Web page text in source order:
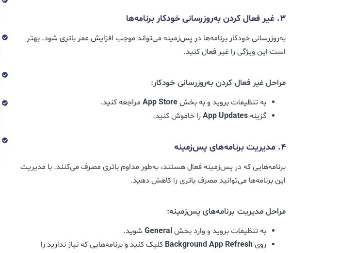
3. غیر فعال کردن به‌روزرسانی خودکار برنامه‌ها
به‌روزرسانی خودکار برنامه‌ها در پس‌زمینه می‌تواند موجب افزایش عمر باتری شود. بهتر
است این ویژگی را غیر فعال کنید.
مراحل غیر فعال کردن به‌روزرسانی خودکار:
به تنظیمات بروید و به بخشApp Store مراجعه کنید.
گزینهApp Updatesرا خاموش کنید.
4. مدیریت برنامه‌های پس‌زمینه
برنامه‌هایی که در پس‌زمینه فعال هستند، به‌طور مداوم باتری مصرف می‌کنند. با مدیریت
این برنامه‌ها می‌توانید مصرف باتری را کاهش دهید.
مراحل مدیریت برنامه‌های پس‌زمینه:
به تنظیمات بروید و وارد بخشGeneral شوید.
روی Background App Refresh کلیک کنید و برنامه‌هایی که نیاز ندارید را